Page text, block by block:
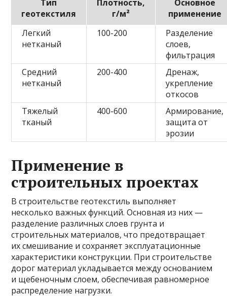
Тип
геотекстиля
Плотность,
г/м²
Основное
применение
Легкий
нетканый
100-200
Разделение
слоев,
фильтрация
Средний
нетканый
200-400
Дренаж,
укрепление
откосов
Тяжелый
тканый
400-600
Армирование,
защита от
эрозии
Применение в
строительных проектах
В строительстве геотекстиль выполняет
несколько важных функций. Основная из них —
разделение различных слоев грунта и
строительных материалов, что предотвращает
их смешивание и сохраняет эксплуатационные
характеристики конструкции. При строительстве
дорог материал укладывается между основанием
и щебеночным слоем, обеспечивая равномерное
распределение нагрузки.